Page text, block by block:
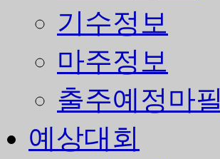
기수정보
마주정보
출주예정마필
예상대회